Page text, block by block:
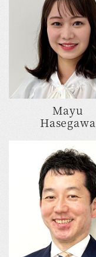
Mayu
Hasegawa